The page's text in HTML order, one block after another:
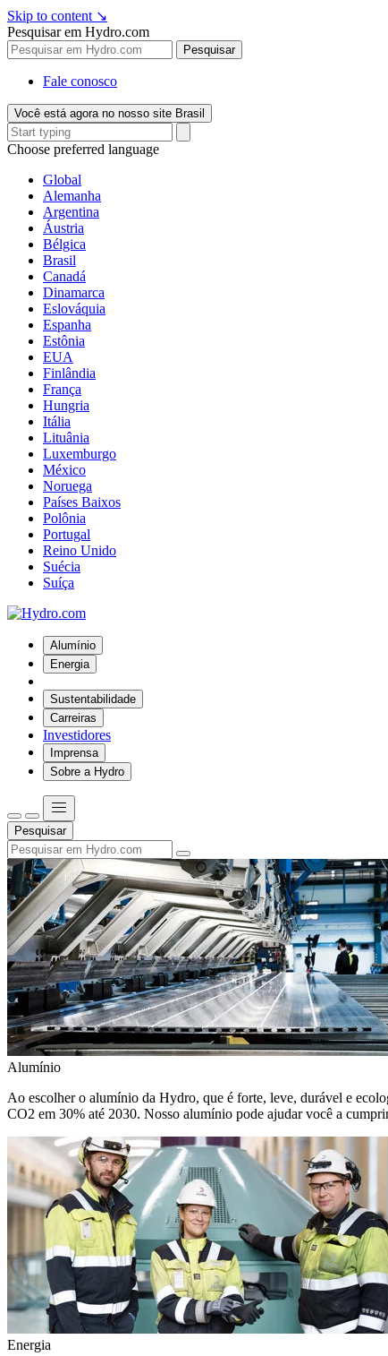
Skip to content ↘
Pesquisar em Hydro.com
Pesquisar
Fale conosco
Você está agora no nosso site Brasil
Choose preferred language
Global
Alemanha
Argentina
Áustria
Bélgica
Brasil
Canadá
Dinamarca
Eslováquia
Espanha
Estônia
EUA
Finlândia
França
Hungria
Itália
Lituânia
Luxemburgo
México
Noruega
Países Baixos
Polônia
Portugal
Reino Unido
Suécia
Suíça
Alumínio
Energia
Sustentabilidade
Carreiras
Investidores
Imprensa
Sobre a Hydro
Pesquisar
Alumínio
Ao escolher o alumínio da Hydro, que é forte, leve, durável e
CO2 em 30% até 2030. Nosso alumínio pode ajudar você a
Energia